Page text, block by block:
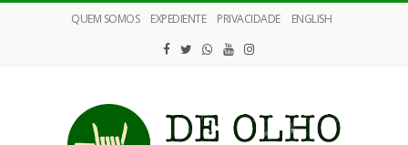
QUEM SOMOS EXPEDIENTE PRIVACIDADE ENGLISH